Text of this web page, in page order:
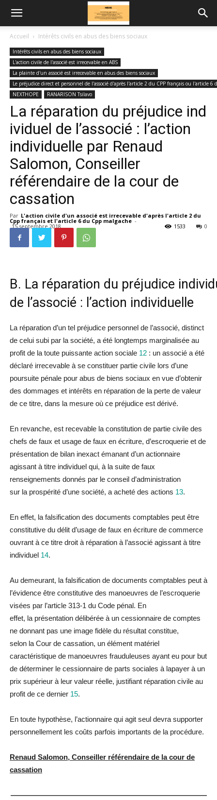
Accueil Intérêts civils en abus des biens sociaux
Intérêts civils en abus des biens sociaux
L'action civile de l'associé est irrecevable en ABS
La plainte d'un associé est irrecevable en abus des biens sociaux
Le préjudice direct et personnel de l'associé d'après l'article 2 du CPP français ou l'article 6
NEXTHOPE
RANARISON Tsilavo
La réparation du préjudice ind
ividuel de l’associé : l’action
individuelle par Renaud
Salomon, Conseiller
référendaire de la cour de
cassation
Par L'action civile d'un associé est irrecevable d'après l'article 2 du
Cpp français et l'article 6 du Cpp malgache -
15 septembre 2018 0
1533
B. La réparation du préjudice indivi
de l’associé : l’action individuelle
La réparation d’un tel préjudice personnel de l’associé, distinct
de celui subi par la société, a été longtemps marginalisée au
profit de la toute puissante action sociale 12 : un associé a été
déclaré irrecevable à se constituer partie civile lors d’une
poursuite pénale pour abus de biens sociaux en vue d’obtenir
des dommages et intérêts en réparation de la perte de valeur
de ce titre, dans la mesure où ce préjudice est dérivé.
En revanche, est recevable la constitution de partie civile des
chefs de faux et usage de faux en écriture, d’escroquerie et de
présentation de bilan inexact émanant d’un actionnaire
agissant à titre individuel qui, à la suite de faux
renseignements donnés par le conseil d’administration
sur la prospérité d’une société, a acheté des actions 13.
En effet, la falsification des documents comptables peut être
constitutive du délit d’usage de faux en écriture de commerce
ouvrant à ce titre droit à réparation à l’associé agissant à titre
individuel 14.
Au demeurant, la falsification de documents comptables peut à
l’évidence être constitutive des manoeuvres de l’escroquerie
visées par l’article 313-1 du Code pénal. En
effet, la présentation délibérée à un cessionnaire de comptes
ne donnant pas une image fidèle du résultat constitue,
selon la Cour de cassation, un élément matériel
caractéristique de manoeuvres frauduleuses ayant eu pour but
de déterminer le cessionnaire de parts sociales à lapayer à un
prix supérieur à leur valeur réelle, justifiant réparation civile au
profit de ce dernier 15.
En toute hypothèse, l’actionnaire qui agit seul devra supporter
personnellement les coûts parfois importants de la procédure.
Renaud Salomon, Conseiller référendaire de la cour de
cassation
———————————————————————————